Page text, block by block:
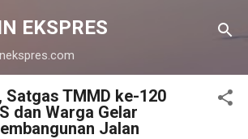
ke konten utama
EKSPRES
Satgas TMMD ke-120
dan Warga Gelar
Jalan